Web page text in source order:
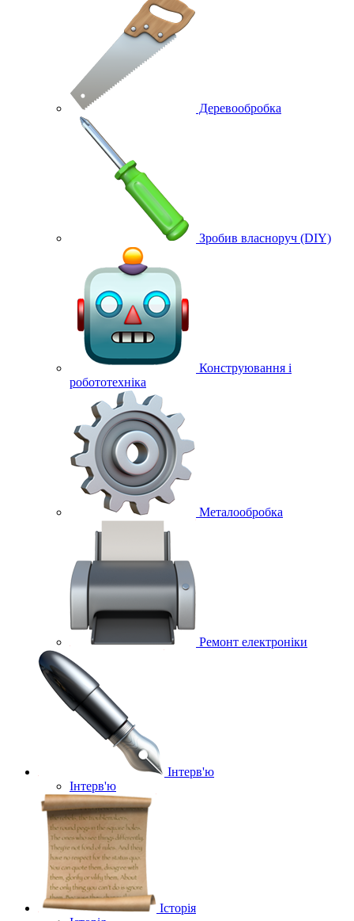
Деревообробка
Зробив власноруч (DIY)
Конструювання і
робототехніка
Металообробка
Ремонт електроніки
Інтерв'ю
Інтерв'ю
Історія